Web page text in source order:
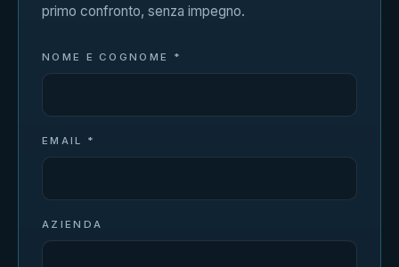
primo confronto, senza impegno.
NOME E COGNOME *
EMAIL *
AZIENDA